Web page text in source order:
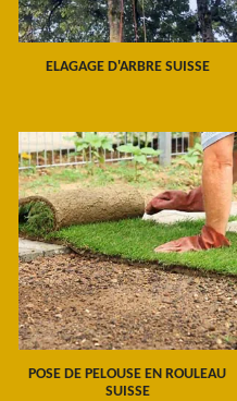
ELAGAGE D'ARBRE SUISSE
POSE DE PELOUSE EN ROULEAU
SUISSE